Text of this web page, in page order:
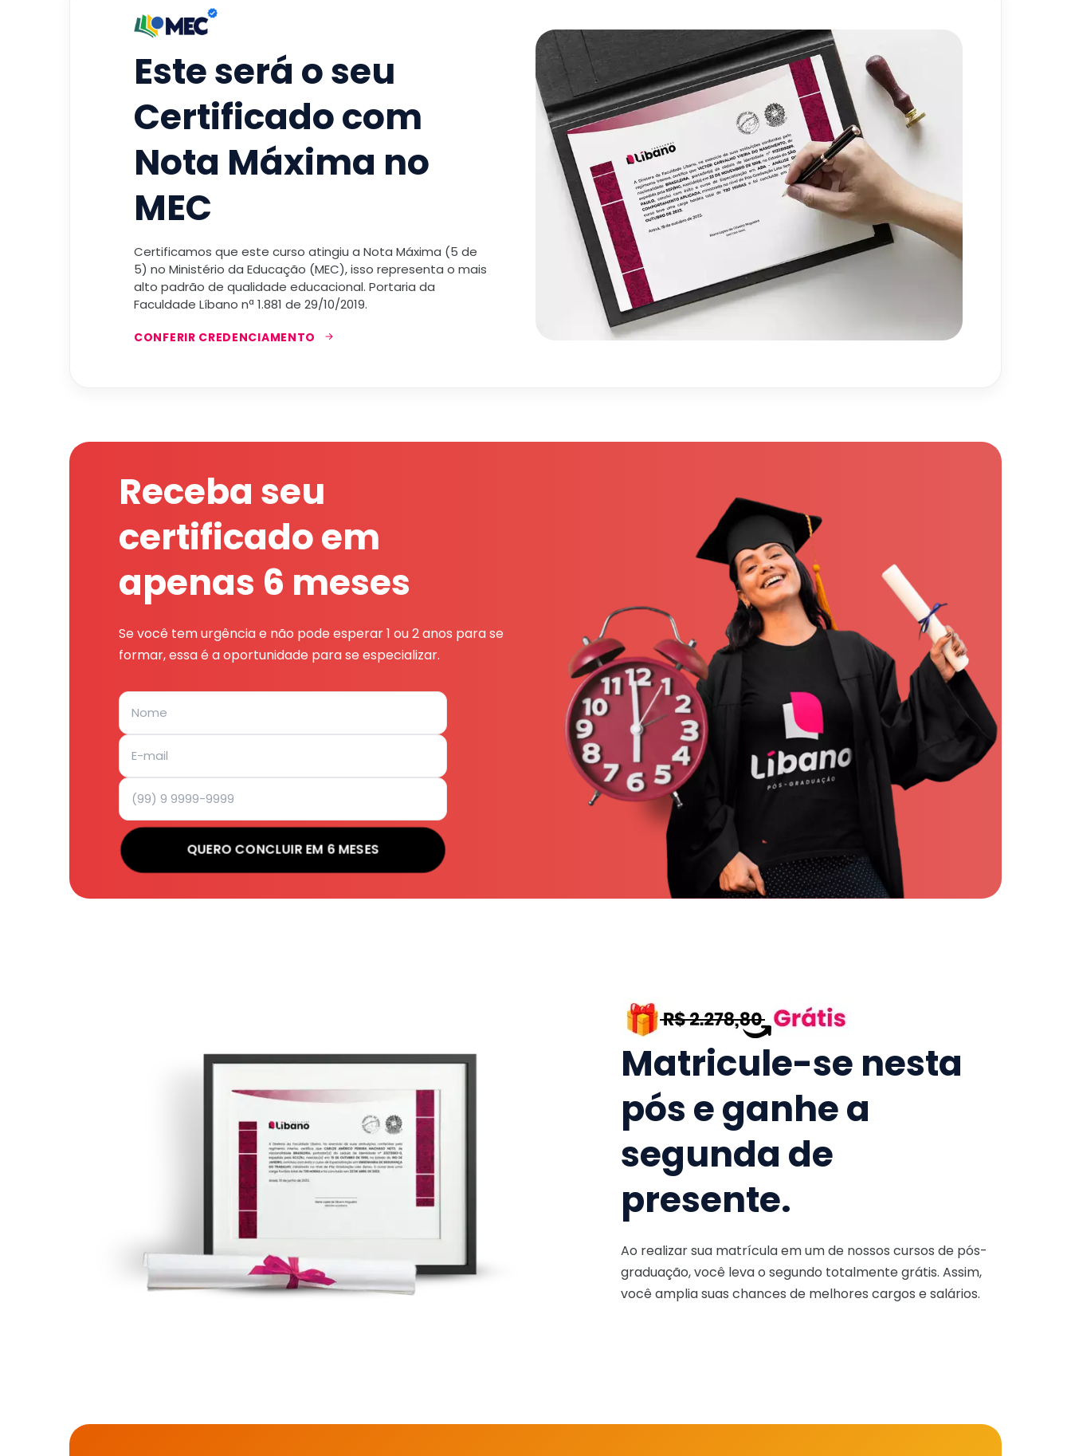
Este será o seu
Certificado com
Nota Máxima no
MEC
Certificamos que este curso atingiu a Nota Máxima (5 de
5) no Ministério da Educação (MEC), isso representa o mais
alto padrão de qualidade educacional. Portaria da
Faculdade Líbano nª 1.881 de 29/10/2019.
CONFERIR CREDENCIAMENTO
Receba seu
certificado em
apenas 6 meses
Se você tem urgência e não pode esperar 1 ou 2 anos para se
formar, essa é a oportunidade para se especializar.
QUERO CONCLUIR EM 6 MESES
Matricule-se nesta
pós e ganhe a
segunda de
presente.
Ao realizar sua matrícula em um de nossos cursos de pós-
graduação, você leva o segundo totalmente grátis. Assim,
você amplia suas chances de melhores cargos e salários.